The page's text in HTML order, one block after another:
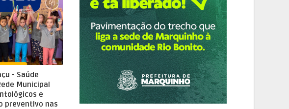
- Saúde
Municipal
e
preventivo nas